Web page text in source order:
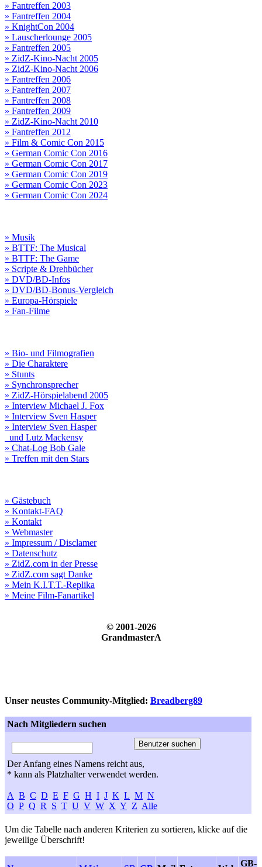
» Fantreffen 2003
» Fantreffen 2004
» KnightCon 2004
» Lauscherlounge 2005
» Fantreffen 2005
» ZidZ-Kino-Nacht 2005
» ZidZ-Kino-Nacht 2006
» Fantreffen 2006
» Fantreffen 2007
» Fantreffen 2008
» Fantreffen 2009
» ZidZ-Kino-Nacht 2010
» Fantreffen 2012
» Film & Comic Con 2015
» German Comic Con 2016
» German Comic Con 2017
» German Comic Con 2019
» German Comic Con 2023
» German Comic Con 2024
» Musik
» BTTF: The Musical
» BTTF: The Game
» Scripte & Drehbücher
» DVD/BD-Infos
» DVD/BD-Bonus-Vergleich
» Europa-Hörspiele
» Fan-Filme
» Bio- und Filmografien
» Die Charaktere
» Stunts
» Synchronsprecher
» ZidZ-Hörspielabend 2005
» Interview Michael J. Fox
» Interview Sven Hasper
» Interview Sven Hasper
und Lutz Mackensy
» Chat-Log Bob Gale
» Treffen mit den Stars
» Gästebuch
» Kontakt-FAQ
» Kontakt
» Webmaster
» Impressum / Disclamer
» Datenschutz
» ZidZ.com in der Presse
» ZidZ.com sagt Danke
» Mein K.I.T.T.-Replika
» Meine Film-Fanartikel
© 2001-2026
GrandmasterA
Unser neustes Community-Mitglied: Breadberg89
Nach Mitgliedern suchen
Der Anfang eines Namens reicht aus,
* kann als Platzhalter verwendet werden.
A B C D E F G H I J K L M N
O P Q R S T U V W X Y Z Alle
Um die Tabelle nach anderen Kriterien zu sortieren, klicke auf die
jeweilige Überschrift!
GB-